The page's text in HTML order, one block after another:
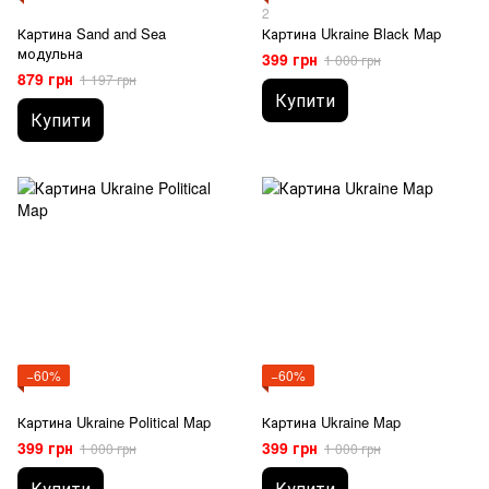
Картина Sand and Sea
модульна
879 грн 1 197 грн
Купити
2
Картина Ukraine Black Map
399 грн 1 000 грн
Купити
−60%
Картина Ukraine Political Map
399 грн 1 000 грн
−60%
Картина Ukraine Map
399 грн 1 000 грн